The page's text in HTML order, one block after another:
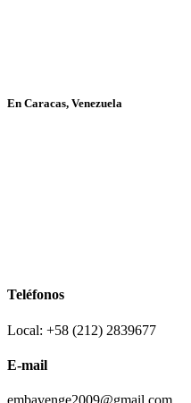
En Caracas, Venezuela
Teléfonos
Local: +58 (212) 2839677
E-mail
embavenge2009@gmail.com